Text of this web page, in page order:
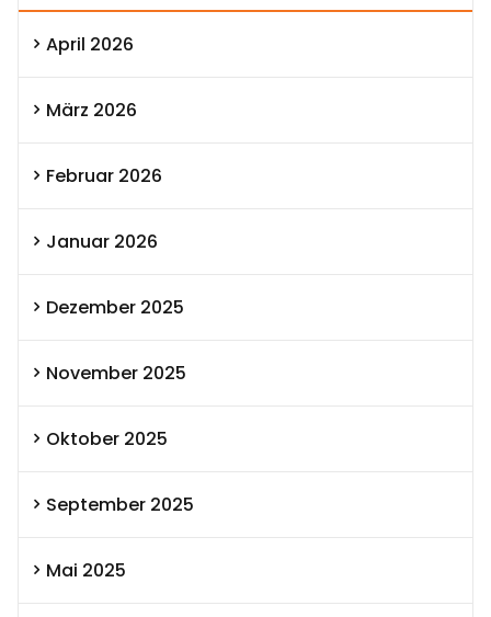
April 2026
März 2026
Februar 2026
Januar 2026
Dezember 2025
November 2025
Oktober 2025
September 2025
Mai 2025